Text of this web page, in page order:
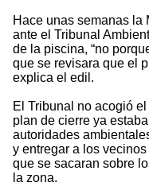
Hace unas semanas la
ante el Tribunal
de la piscina, “no
que se revisara que el
explica el edil.
El Tribunal no acogió
plan de cierre ya
autoridades
y entregar a los
que se sacaran sobre
la zona.